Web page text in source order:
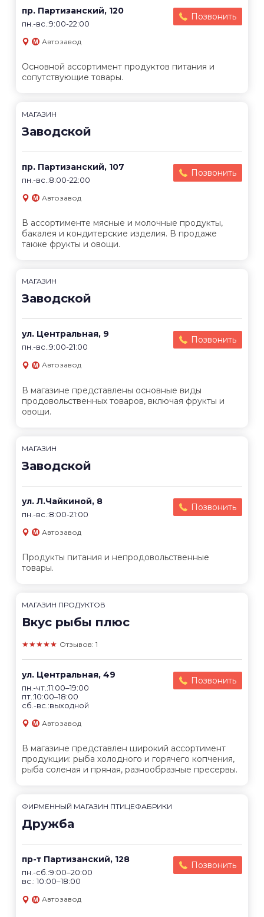
пр. Партизанский, 120
пн.-вс.:9:00-22:00
Позвонить
Автозавод
Основной ассортимент продуктов питания и
сопутствующие товары.
МАГАЗИН
Заводской
пр. Партизанский, 107
пн.-вс.:8:00-22:00
Позвонить
Автозавод
В ассортименте мясные и молочные продукты,
бакалея и кондитерские изделия. В продаже
также фрукты и овощи.
МАГАЗИН
Заводской
ул. Центральная, 9
пн.-вс.:9:00-21:00
Позвонить
Автозавод
В магазине представлены основные виды
продовольственных товаров, включая фрукты и
овощи.
МАГАЗИН
Заводской
ул. Л.Чайкиной, 8
пн.-вс.:8:00-21:00
Позвонить
Автозавод
Продукты питания и непродовольственные
товары.
МАГАЗИН ПРОДУКТОВ
Вкус рыбы плюс
★★★★★ Отзывов: 1
ул. Центральная, 49
пн.-чт.:11:00–19:00
пт.:10:00–18:00
сб.-вс.:выходной
Позвонить
Автозавод
В магазине представлен широкий ассортимент
продукции: рыба холодного и горячего копчения,
рыба соленая и пряная, разнообразные пресервы.
ФИРМЕННЫЙ МАГАЗИН ПТИЦЕФАБРИКИ
Дружба
пр-т Партизанский, 128
пн.-сб.:9:00–20:00
вс.: 10:00–18:00
Позвонить
Автозавод